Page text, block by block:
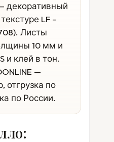
декоративный
LF -
Листы
10 мм и
и клей в тон.
—
отгрузка по
по России.